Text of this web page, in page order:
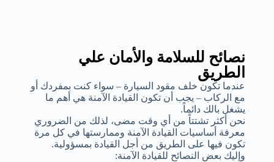
نصائح للسلامة والأمان علي
الطريق
عندما تكون خلف مقود السيارة – سواء كنت بمفردك أو
مع الركاب – يجب أن تكون القيادة الآمنة هي أهم ما
يشغل بالك دائماً.
نحن أكثر تشتتاً من أي وقت مضى، لذلك من الضروري
معرفة أساسيات القيادة الآمنة وممارستها في كل مرة
تكون فيها على الطريق من أجل القيادة بمسؤولية.
وإليك بعض النصائح للقيادة الآمنة: